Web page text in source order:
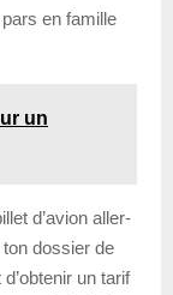
en famille
un
d’avion aller-
ton dossier de
un tarif